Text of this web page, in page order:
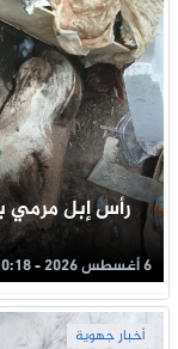
رأس إبل مرمي
6 أغسطس 2026 - 0:18
أخبار جهوية